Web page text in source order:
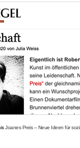
Joanes Preis – Neue Ideen für